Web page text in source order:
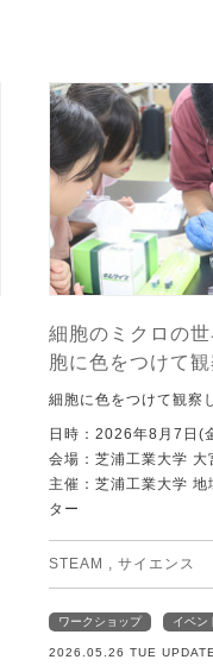
細胞のミクロの
胞に色をつけて
細胞に色をつけて観察
日時：2026年8月7日(
会場：芝浦工業大学 大
主催：芝浦工業大学
ター
STEAM , サイエンス
ワークショップ イベン
2026.05.26 TUE